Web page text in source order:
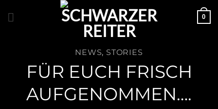
0
NEWS, STORIES
FÜR EUCH FRISCH
AUFGENOMMEN….